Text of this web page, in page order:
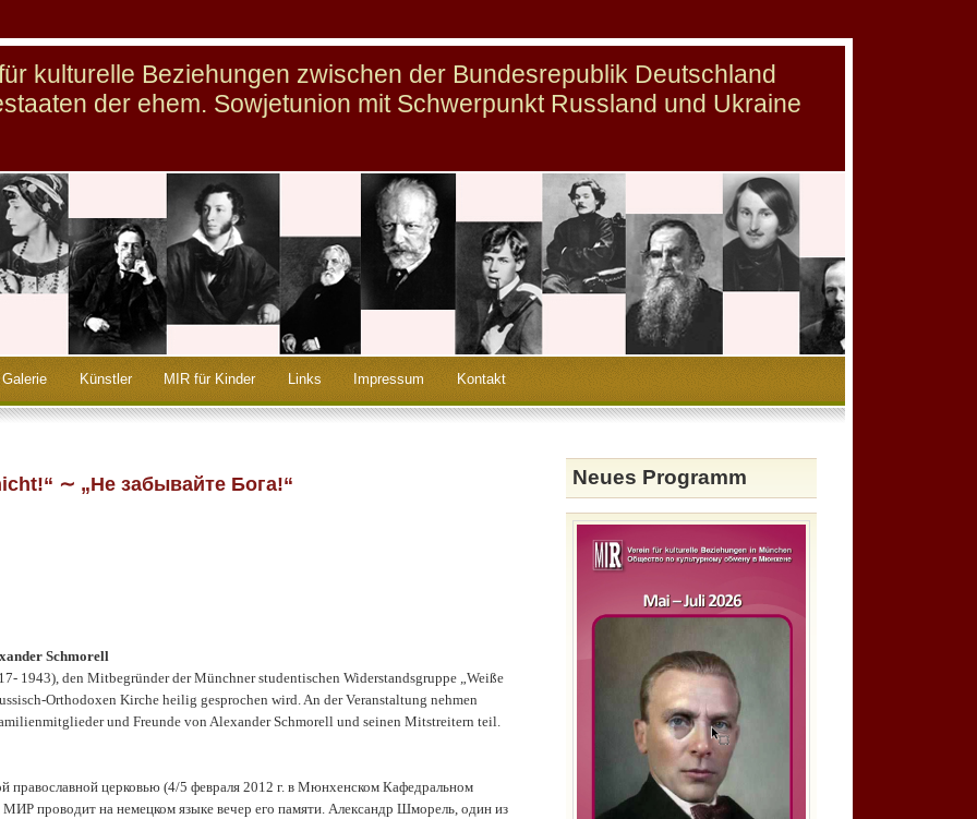
kulturelle Beziehungen zwischen der Bundesrepublik Deutschland
der ehem. Sowjetunion mit Schwerpunkt Russland und Ukraine
Galerie Künstler MIR für Kinder Links Impressum Kontakt
∼ „Не забывайте Бога!“
Schmorell
1943), den Mitbegründer der Münchner studentischen Widerstandsgruppe „Weiße
Orthodoxen Kirche heilig gesprochen wird. An der Veranstaltung nehmen
und Freunde von Alexander Schmorell und seinen Mitstreitern teil.
православной церковью (4/5 февраля 2012 г. в Мюнхенском Кафедральном
проводит на немецком языке вечер его памяти. Александр Шморель, один из
Neues Programm